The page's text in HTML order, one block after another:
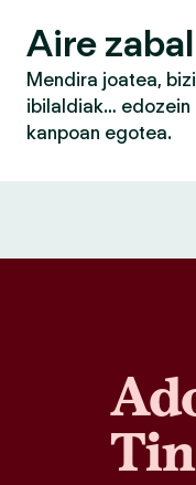
Aire
Mendira joatea,
ibilaldiak…
kanpoan egotea.